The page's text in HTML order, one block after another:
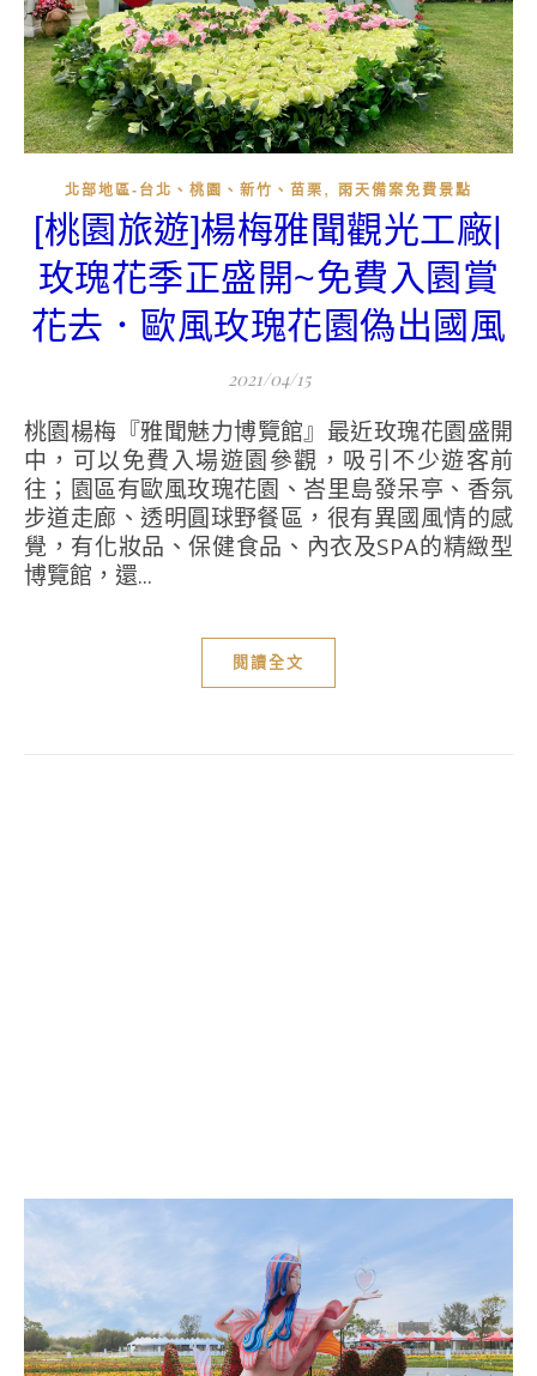
北部地區-台北、桃園、新竹、苗栗 , 雨天備案免費景點
[桃園旅遊]楊梅雅聞觀光工廠|
玫瑰花季正盛開~免費入園賞
花去．歐風玫瑰花園偽出國風
2021/04/15
桃園楊梅『雅聞魅力博覽館』最近玫瑰花園盛開
中，可以免費入場遊園參觀，吸引不少遊客前
往；園區有歐風玫瑰花園、峇里島發呆亭、香氛
步道走廊、透明圓球野餐區，很有異國風情的感
覺，有化妝品、保健食品、內衣及SPA的精緻型
博覽館，還...
閱讀全文